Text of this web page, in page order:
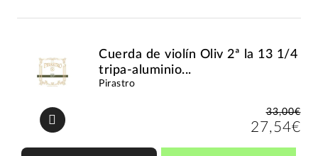
Cuerda de violín Oliv 2ª la 13 1/4
tripa-aluminio...
Pirastro
33,00€
27,54€